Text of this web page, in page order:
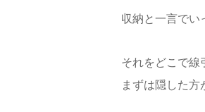
収納と一言でい
それをどこで線
まずは隠した方